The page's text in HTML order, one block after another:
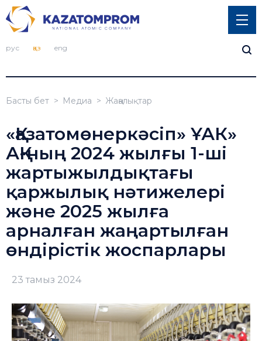
рус қаз eng
Басты бет Медиа Жаңалықтар
«Қазатомөнеркәсіп» ҰАК»
АҚ-ның 2024 жылғы 1-ші
жартыжылдықтағы
қаржылық нәтижелері
және 2025 жылға
арналған жаңартылған
өндірістік жоспарлары
23 тамыз 2024